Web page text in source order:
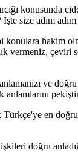
konusunda
size adım
hakim
çeviri
ve
anlamlarını
en doğru
doğru